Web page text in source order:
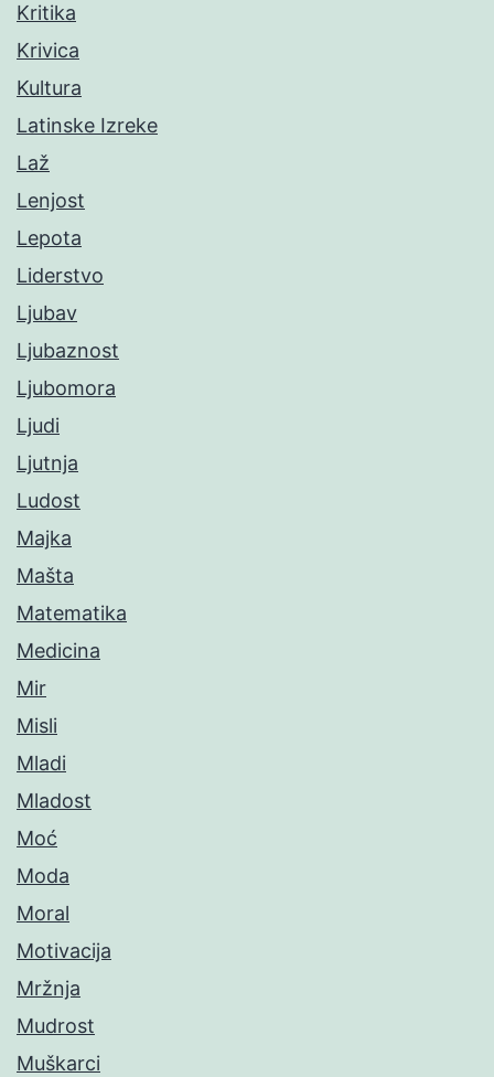
Kritika
Krivica
Kultura
Latinske Izreke
Laž
Lenjost
Lepota
Liderstvo
Ljubav
Ljubaznost
Ljubomora
Ljudi
Ljutnja
Ludost
Majka
Mašta
Matematika
Medicina
Mir
Misli
Mladi
Mladost
Moć
Moda
Moral
Motivacija
Mržnja
Mudrost
Muškarci